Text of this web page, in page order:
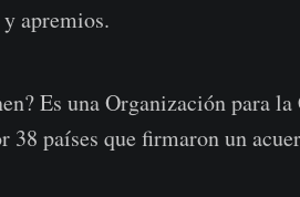
apremios.
Es una Organización para
países que firmaron un